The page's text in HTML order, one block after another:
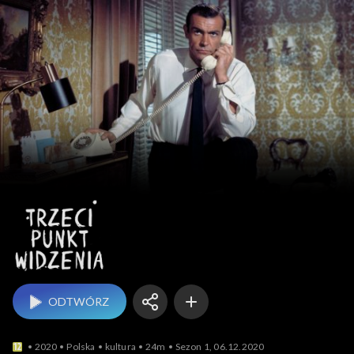
Trzeci punkt widzenia
ODTWÓRZ
2020 Polska kultura 24m Sezon 1, 06.12.2020